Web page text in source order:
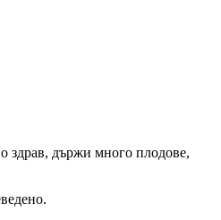
здрав, държи много плодове,